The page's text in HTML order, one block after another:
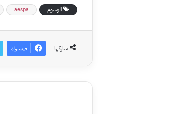
الوسوم aespa
شاركها فيسبوك